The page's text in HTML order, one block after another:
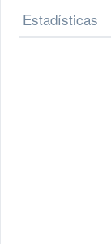
Estadísticas